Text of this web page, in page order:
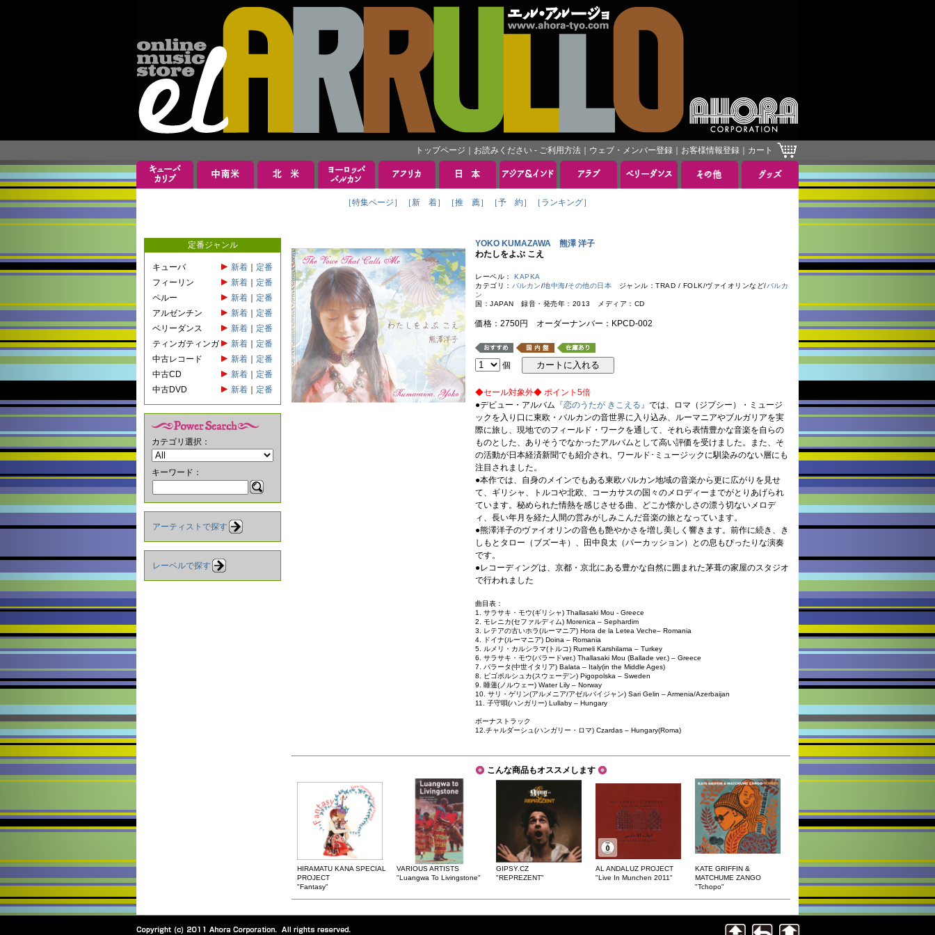
トップページ お読みください - ご利用方法 ウェブ・メンバー登録 お客様情報登録 カート
［特集ページ］ ［新 着］ ［推 薦］ ［予 約］ ［ランキング］
定番ジャンル
キューバ 新着
定番
フィーリン
新着
定番
ペルー
新着
定番
アルゼンチン
新着
定番
ベリーダンス
新着
定番
ティンガティンガ
新着
定番
中古レコード
新着
定番
中古CD
新着
定番
中古DVD
新着 定番
カテゴリ選択：
キーワード：
アーティストで探す
レーベルで探す
YOKO KUMAZAWA 熊澤 洋子
わたしをよぶ こえ
レーベル： KAPKA
カテゴリ： バルカン/地中海/その他の日本 ジャンル：TRAD / FOLK/ヴァイオリンなど/バルカ
ン
国：JAPAN 録音・発売年：2013 メディア：CD
価格：2750円 オーダーナンバー：KPCD-002
個
◆セール対象外◆ ポイント5倍
●デビュー・アルバム 『恋のうたが きこえる』 では、ロマ（ジプシー）・ミュージ
ックを入り口に東欧・バルカンの音世界に入り込み、ルーマニアやブルガリアを実
際に旅し、現地でのフィールド・ワークを通して、それら表情豊かな音楽を自らの
ものとした、ありそうでなかったアルバムとして高い評価を受けました。また、そ
の活動が日本経済新聞でも紹介され、ワールド･ミュージックに馴染みのない層にも
注目されました。
●本作では、自身のメインでもある東欧バルカン地域の音楽から更に広がりを見せ
て、ギリシャ、トルコや北欧、コーカサスの国々のメロディーまでがとりあげられ
ています。秘められた情熱を感じさせる曲、どこか懐かしさの漂う切ないメロデ
ィ、長い年月を経た人間の営みがしみこんだ音楽の旅となっています。
●熊澤洋子のヴァイオリンの音色も艶やかさを増し美しく響きます。前作に続き、き
しもとタロー（ブズーキ）、田中良太（パーカッション）との息もぴったりな演奏
です。
●レコーディングは、京都・京北にある豊かな自然に囲まれた茅葺の家屋のスタジオ
で行われました
曲目表：
1. サラサキ・モウ(ギリシャ) Thallasaki Mou - Greece
2. モレニカ(セファルディム) Morenica – Sephardim
3. レテアの古いホラ(ルーマニア) Hora de la Letea Veche– Romania
4. ドイナ(ルーマニア) Doina – Romania
5. ルメリ・カルシラマ(トルコ) Rumeli Karshilama – Turkey
6. サラサキ・モウ(バラードver.) Thallasaki Mou (Ballade ver.) – Greece
7. バラータ(中世イタリア) Balata – Italy(in the Middle Ages)
8. ピゴポルシュカ(スウェーデン) Pigopolska – Sweden
9. 睡蓮(ノルウェー) Water Lily – Norway
10. サリ・ゲリン(アルメニア/アゼルバイジャン) Sari Gelin – Armenia/Azerbaijan
11. 子守唄(ハンガリー) Lullaby – Hungary
ボーナストラック
12.チャルダーシュ(ハンガリー・ロマ) Czardas – Hungary(Roma)
こんな商品もオススメします
HIRAMATU KANA SPECIAL
PROJECT
"Fantasy"
VARIOUS ARTISTS
"Luangwa To Livingstone"
GIPSY.CZ
"REPREZENT"
AL ANDALUZ PROJECT
"Live In Munchen 2011"
KATE GRIFFIN &
MATCHUME ZANGO
"Tchopo"